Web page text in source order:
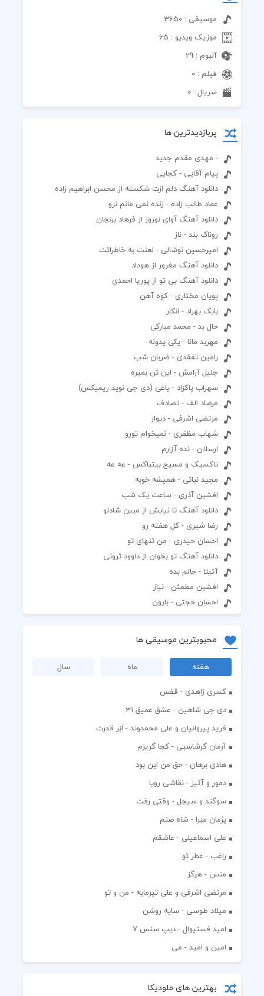
موسیقی : 3650
موزیک ویدیو : 65
آلبوم : 29
فیلم : 0
سریال : 0
پربازدیدترین ها
- مهدی مقدم جدید
پیام آقایی - کجایی
دانلود آهنگ دلم ازت شکسته از محسن ابراهیم زاده
عماد طالب زاده - زنده نمی مانم نرو
دانلود آهنگ آوای نوروز از فرهاد برنجان
روناک بند - ناز
امیرحسین نوشالی - لعنت به خاطراتت
دانلود آهنگ مغرور از هوداد
دانلود آهنگ بی تو از پوریا احمدی
پویان مختاری - کوه آهن
بابک بهراد - انکار
حال بد - محمد مبارکی
مهربد مانا - یکی یدونه
رامین تفقدی - ضربان شب
جلیل آرامش - این تن بمیره
سهراب پاکزاد - یاغی (دی جی نوید ریمیکس)
مرصاد الف - تصادف
مرتضی اشرفی - دیوار
شهاب مظفری - نمیخوام تورو
ارسلان - نده آزارم
تاکسیک و مسیح بیتباکس - عه عه
مجید نباتی - همیشه خوبه
افشین آذری - ساعت یک شب
دانلود آهنگ تا نیایش از مبین شادلو
رضا شیری - کل هفته رو
احسان حیدری - من تنهای تو
دانلود آهنگ تو بخوان از داوود ثروتی
آتیلا - حالم بده
افشین مطمئن - نیاز
احسان حجتی - بارون
محبوبترین موسیقی ها
هفته ماه
سال
کسری زاهدی - قفس
دی جی شاهین - عشق عمیق 31
فرید پیروانیان و علی محمدوند - اَبَر قدرت
آرمان گرشاسبی - کجا گریزم
هادی برهان - حق من این بود
دمور و آتیز - نقاشی رویا
سوگند و سیجل - وقتی رفت
پژمان مبرا - شاه صنم
علی اسماعیلی - عاشقم
راغب - عطر تو
منس - هرگز
مرتضی اشرفی و علی تیرمایه - من و تو
میلاد طوسی - سایه روشن
اميد فستيوال - ديپ سنس ۷
امین و امید - می
بهترین های ملودیکا